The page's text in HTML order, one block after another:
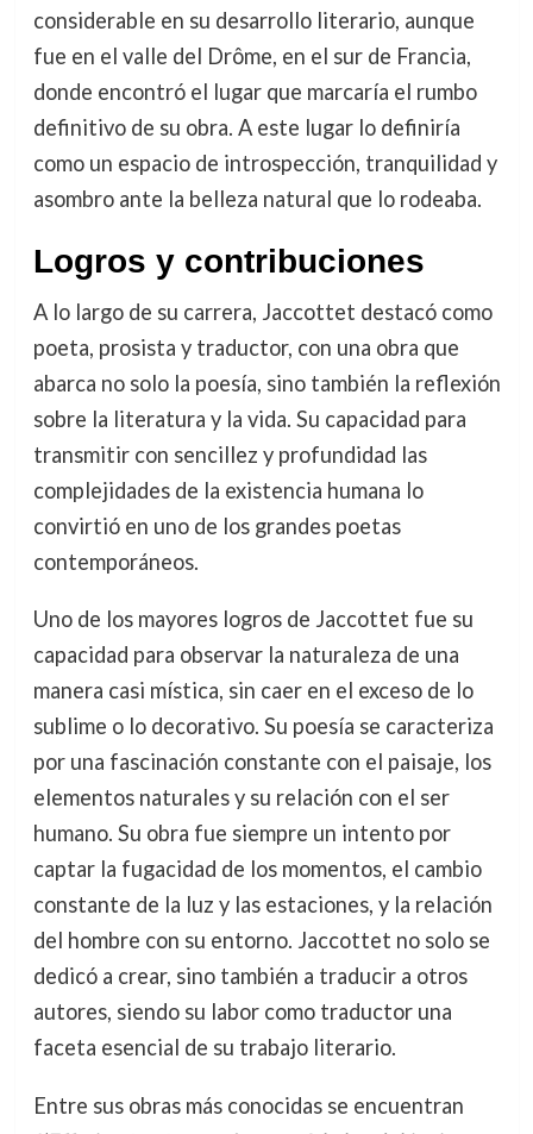
considerable en su desarrollo literario, aunque
fue en el valle del Drôme, en el sur de Francia,
donde encontró el lugar que marcaría el rumbo
definitivo de su obra. A este lugar lo definiría
como un espacio de introspección, tranquilidad y
asombro ante la belleza natural que lo rodeaba.
Logros y contribuciones
A lo largo de su carrera, Jaccottet destacó como
poeta, prosista y traductor, con una obra que
abarca no solo la poesía, sino también la reflexión
sobre la literatura y la vida. Su capacidad para
transmitir con sencillez y profundidad las
complejidades de la existencia humana lo
convirtió en uno de los grandes poetas
contemporáneos.
Uno de los mayores logros de Jaccottet fue su
capacidad para observar la naturaleza de una
manera casi mística, sin caer en el exceso de lo
sublime o lo decorativo. Su poesía se caracteriza
por una fascinación constante con el paisaje, los
elementos naturales y su relación con el ser
humano. Su obra fue siempre un intento por
captar la fugacidad de los momentos, el cambio
constante de la luz y las estaciones, y la relación
del hombre con su entorno. Jaccottet no solo se
dedicó a crear, sino también a traducir a otros
autores, siendo su labor como traductor una
faceta esencial de su trabajo literario.
Entre sus obras más conocidas se encuentran